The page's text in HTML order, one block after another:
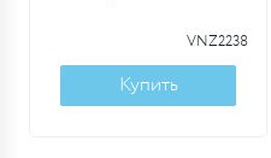
VNZ2238
Купить